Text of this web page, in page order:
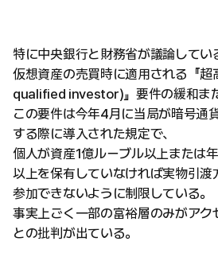
特に中央銀行と財務省が議論してい
仮想資産の売買時に適用される『
qualified investor)』要件の緩和ま
この要件は今年4月に当局が暗号通
する際に導入された規定で、
個人が資産1億ルーブル以上または
以上を保有していなければ実物引渡
参加できないように制限している。
事実上ごく一部の富裕層のみがアク
との批判が出ている。